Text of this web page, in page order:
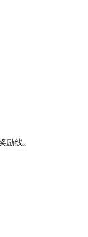
线。